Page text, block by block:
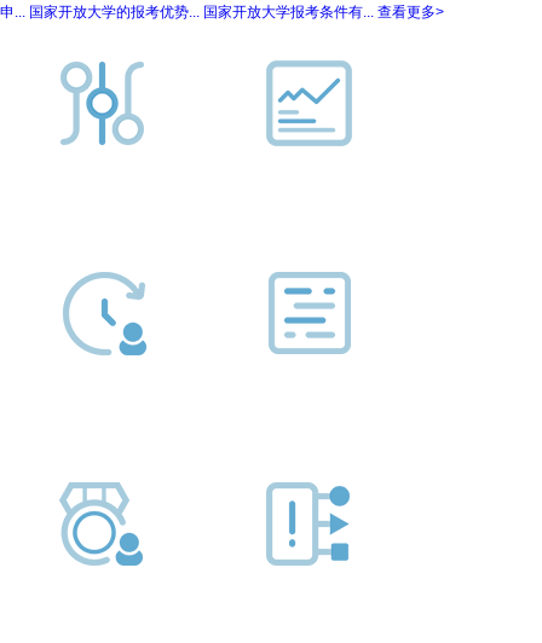
申... 国家开放大学的报考优势... 国家开放大学报考条件有... 查看更多>